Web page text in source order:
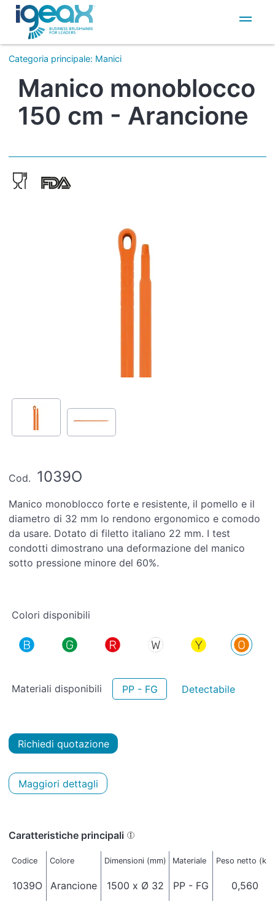
IT
EN
Categoria principale: Manici
Manico monoblocco
150 cm - Arancione
Cod. 1039O
Manico monoblocco forte e resistente, il pomello e il
diametro di 32 mm lo rendono ergonomico e comodo
da usare. Dotato di filetto italiano 22 mm. I test
condotti dimostrano una deformazione del manico
sotto pressione minore del 60%.
Colori disponibili
Materiali disponibili PP - FG Detectabile
Richiedi quotazione
Maggiori dettagli
Caratteristiche principali
Codice Colore Dimensioni (mm) Materiale Peso netto (kg)
1039O Arancione 1500 x Ø 32 PP - FG 0,560